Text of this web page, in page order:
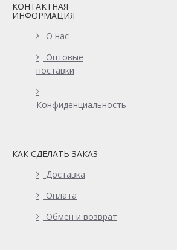
КОНТАКТНАЯ
ИНФОРМАЦИЯ
О нас
Оптовые
поставки
Конфиденциальность
КАК СДЕЛАТЬ ЗАКАЗ
Доставка
Оплата
Обмен и возврат